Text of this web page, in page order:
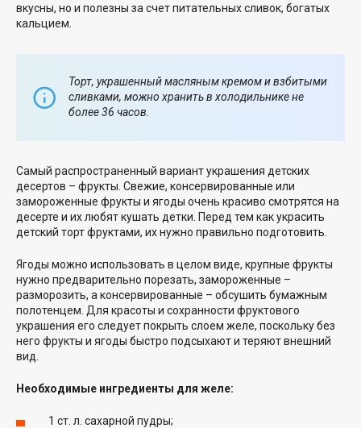
вкусны, но и полезны за счет питательных сливок, богатых
кальцием.
Торт, украшенный масляным кремом и взбитыми
сливками, можно хранить в холодильнике не
более 36 часов.
Самый распространенный вариант украшения детских
десертов – фрукты. Свежие, консервированные или
замороженные фрукты и ягоды очень красиво смотрятся на
десерте и их любят кушать детки. Перед тем как украсить
детский торт фруктами, их нужно правильно подготовить.
Ягоды можно использовать в целом виде, крупные фрукты
нужно предварительно порезать, замороженные –
разморозить, а консервированные – обсушить бумажным
полотенцем. Для красоты и сохранности фруктового
украшения его следует покрыть слоем желе, поскольку без
него фрукты и ягоды быстро подсыхают и теряют внешний
вид.
Необходимые ингредиенты для желе:
1 ст. л. сахарной пудры;